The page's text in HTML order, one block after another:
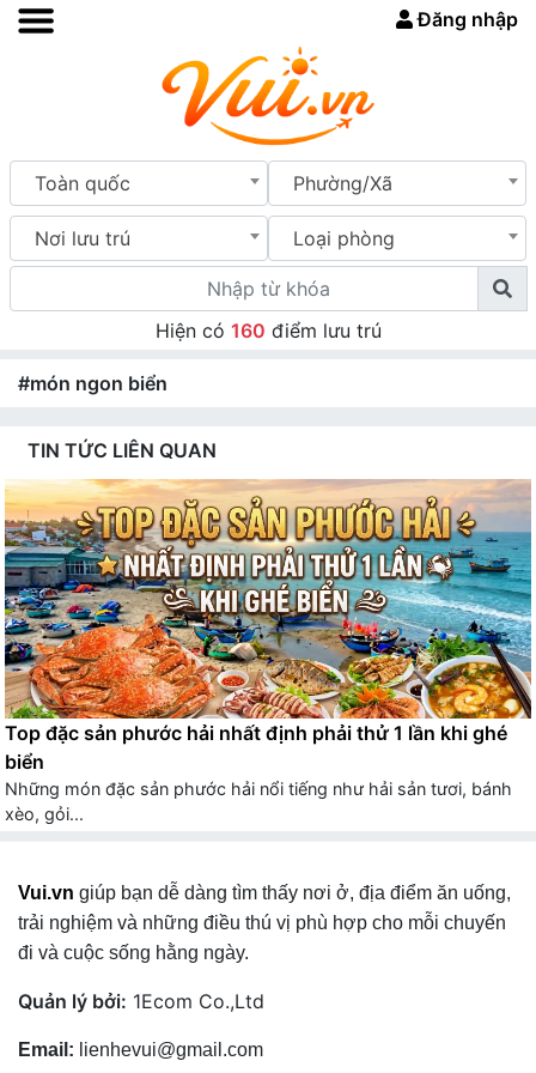
Đăng nhập
Toàn quốc Phường/Xã
Nơi lưu trú Loại phòng
Hiện có 160 điểm lưu trú
#món ngon biển
TIN TỨC LIÊN QUAN
Top đặc sản phước hải nhất định phải thử 1 lần khi ghé
biển
Những món đặc sản phước hải nổi tiếng như hải sản tươi, bánh
xèo, gỏi...
Vui.vn giúp bạn dễ dàng tìm thấy nơi ở, địa điểm ăn uống,
trải nghiệm và những điều thú vị phù hợp cho mỗi chuyến
đi và cuộc sống hằng ngày.
Quản lý bởi: 1Ecom Co.,Ltd
Email: lienhevui@gmail.com